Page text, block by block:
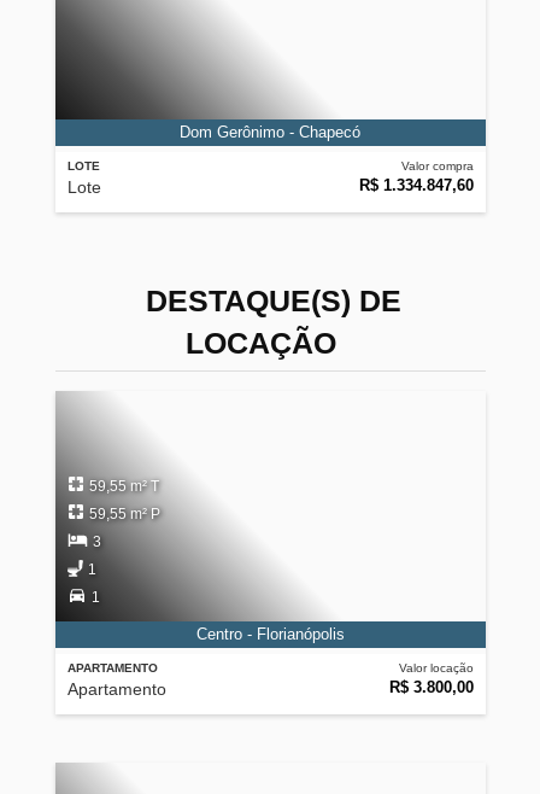
LOTE
Lote
Valor compra
R$ 1.334.847,60
Dom Gerônimo - Chapecó
DESTAQUE(S) DE
LOCAÇÃO
APARTAMENTO
Apartamento
Valor locação
R$ 3.800,00
59,55 m² T
59,55 m² P
3
1
1
Centro - Florianópolis